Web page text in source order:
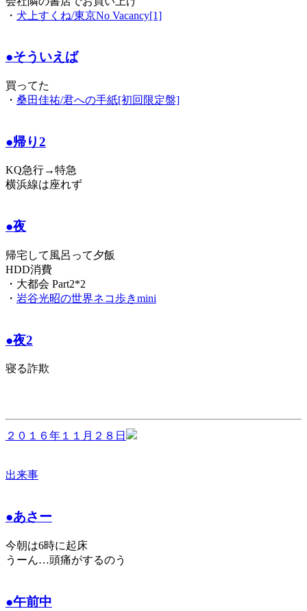
・ 犬上すくね/東京No Vacancy[1]
●そういえば
買ってた
・ 桑田佳祐/君への手紙[初回限定盤]
●帰り2
KQ急行→特急
横浜線は座れず
●夜
帰宅して風呂って夕飯
HDD消費
・大都会 Part2*2
・ 岩谷光昭の世界ネコ歩きmini
●夜2
寝る詐欺
２０１６年１１月２８日
出来事
●あさー
今朝は6時に起床
うーん…頭痛がするのう
●午前中